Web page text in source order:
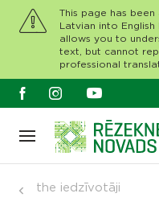
This page has
Latvian into English
allows you to
text, but cannot
professional
the iedzīvotāji